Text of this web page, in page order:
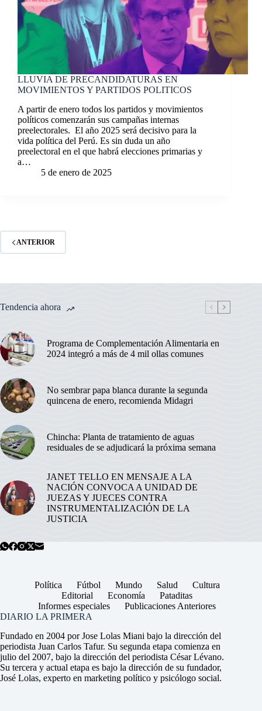
LLUVIA DE PRECANDIDATURAS EN
MOVIMIENTOS Y PARTIDOS POLITICOS
A partir de enero todos los partidos y movimientos
políticos comenzarán sus campañas internas
preelectorales. El año 2025 será decisivo para la
vida política del Perú. Es sin duda un año
preelectoral en el que habrá elecciones primarias y
a…
5 de enero de 2025
ANTERIOR
Tendencia ahora
Programa de Complementación Alimentaria en
2024 integró a más de 4 mil ollas comunes
No sembrar papa blanca durante la segunda
quincena de enero, recomienda Midagri
Chincha: Planta de tratamiento de aguas
residuales de se adjudicará la próxima semana
JANET TELLO EN MENSAJE A LA
NACIÓN CONVOCA A UNIDAD DE
JUEZAS Y JUECES CONTRA
INSTRUMENTALIZACIÓN DE LA
JUSTICIA
Política Fútbol Mundo Salud
Cultura
Editorial
Economía
Pataditas
Informes especiales
Publicaciones Anteriores
DIARIO LA PRIMERA
Fundado en 2004 por Jose Lolas Miani bajo la dirección del
periodista Juan Carlos Tafur. Su segunda etapa comienza en
julio del 2007, bajo la dirección del periodista César Lévano.
Su tercera y actual etapa es bajo la dirección de su fundador,
José Lolas, experto en marketing político y psicólogo social.